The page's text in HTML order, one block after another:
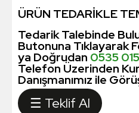
ÜRÜN TEDARİKLE
Tedarik Talebinde
Butonuna Tıklayarak
ya Doğrudan 0535
Telefon Üzerinden
Danışmanımız ile
☰ Teklif Al